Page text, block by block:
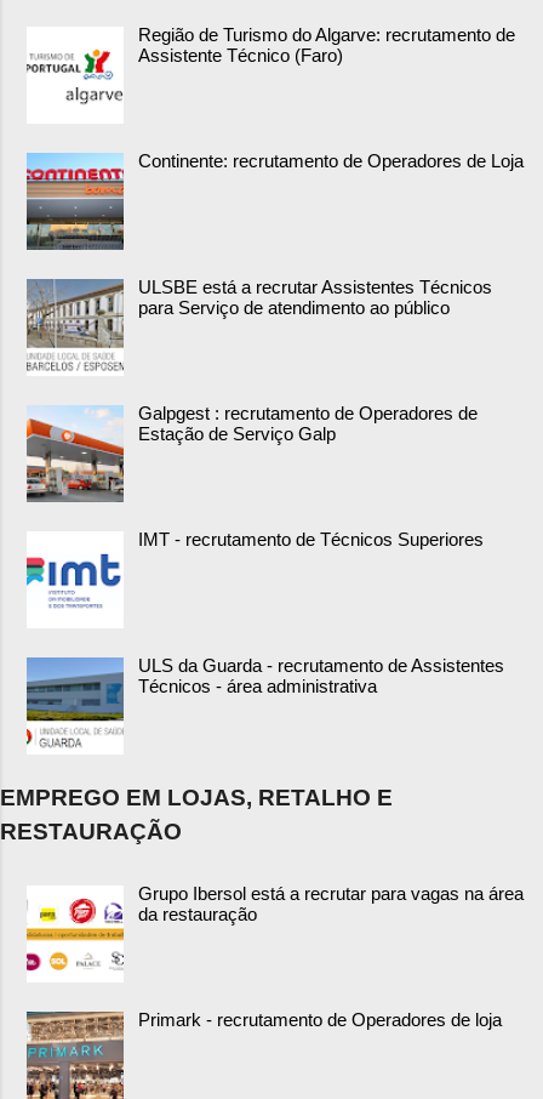
Região de Turismo do Algarve: recrutamento de
Assistente Técnico (Faro)
Continente: recrutamento de Operadores de Loja
ULSBE está a recrutar Assistentes Técnicos
para Serviço de atendimento ao público
Galpgest : recrutamento de Operadores de
Estação de Serviço Galp
IMT - recrutamento de Técnicos Superiores
ULS da Guarda - recrutamento de Assistentes
Técnicos - área administrativa
EMPREGO EM LOJAS, RETALHO E
RESTAURAÇÃO
Grupo Ibersol está a recrutar para vagas na área
da restauração
Primark - recrutamento de Operadores de loja